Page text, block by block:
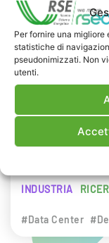
Per fornire una
statistiche di
pseudonimizzati. Non
utenti.
NEWS
29 LUGLIO 2026
RSE è
energetica
INDUSTRIA
#Data Center